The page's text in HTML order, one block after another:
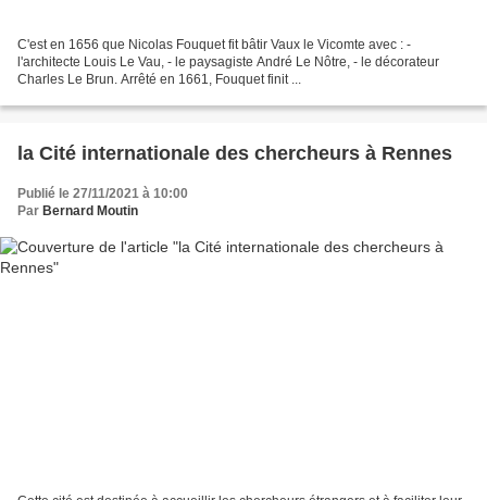
C'est en 1656 que Nicolas Fouquet fit bâtir Vaux le Vicomte avec : -
l'architecte Louis Le Vau, - le paysagiste André Le Nôtre, - le décorateur
Charles Le Brun. Arrêté en 1661, Fouquet finit ...
la Cité internationale des chercheurs à Rennes
Publié le 27/11/2021 à 10:00
Par Bernard Moutin